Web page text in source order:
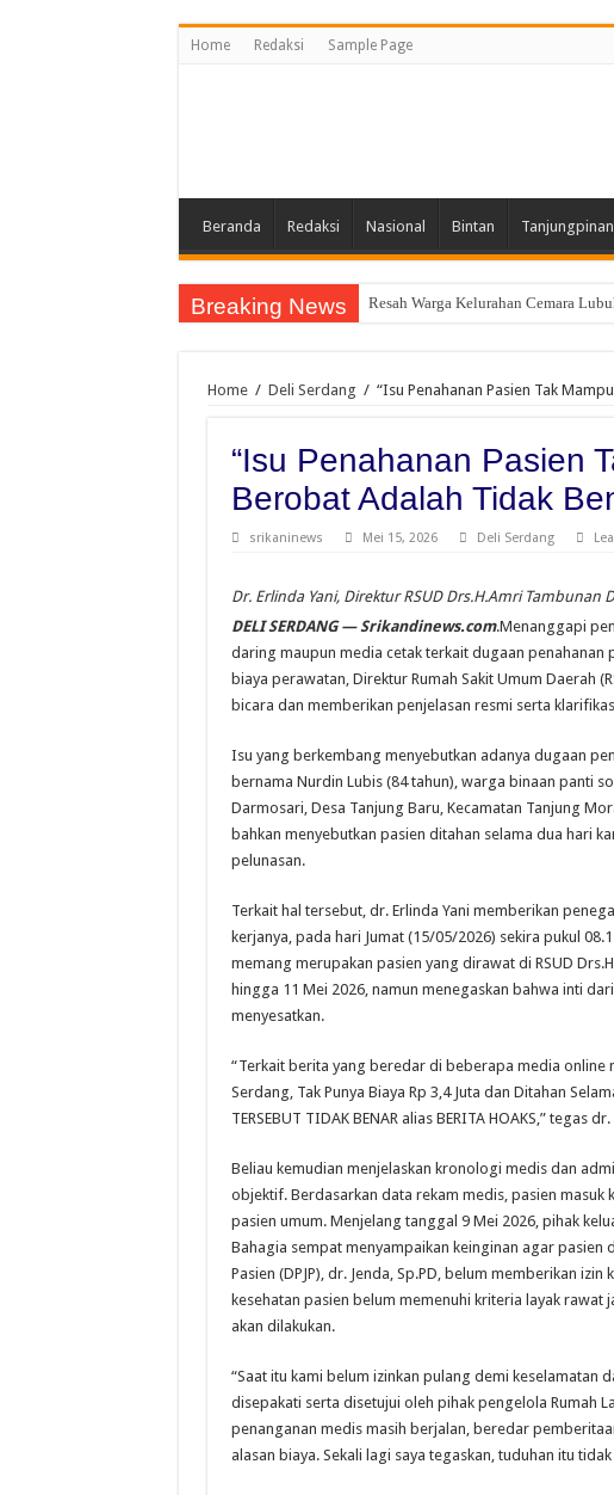
Home Redaksi Sample Page
Beranda Redaksi Nasional Bintan
Breaking News Resah Warga Kelurahan Cemara
Home / Deli Serdang / “Isu Penahanan Pasien Tak
“Isu Penahanan Pasien
Berobat Adalah Tidak
srikaninews Mei 15, 2026 Deli Serdang
Dr. Erlinda Yani, Direktur RSUD Drs.H.Amri Tambunan
DELI SERDANG — Srikandinews.com.Menanggapi
daring maupun media cetak terkait dugaan
biaya perawatan, Direktur Rumah Sakit Umum Daerah
bicara dan memberikan penjelasan resmi serta
Isu yang berkembang menyebutkan adanya dugaan
bernama Nurdin Lubis (84 tahun), warga binaan panti
Darmosari, Desa Tanjung Baru, Kecamatan Tanjung
bahkan menyebutkan pasien ditahan selama dua hari
pelunasan.
Terkait hal tersebut, dr. Erlinda Yani memberikan
kerjanya, pada hari Jumat (15/05/2026) sekira pukul
memang merupakan pasien yang dirawat di RSUD
hingga 11 Mei 2026, namun menegaskan bahwa inti
menyesatkan.
“Terkait berita yang beredar di beberapa media online
Serdang, Tak Punya Biaya Rp 3,4 Juta dan Ditahan
TERSEBUT TIDAK BENAR alias BERITA HOAKS,” tegas
Beliau kemudian menjelaskan kronologi medis dan
objektif. Berdasarkan data rekam medis, pasien masuk
pasien umum. Menjelang tanggal 9 Mei 2026, pihak
Bahagia sempat menyampaikan keinginan agar pasien
Pasien (DPJP), dr. Jenda, Sp.PD, belum memberikan
kesehatan pasien belum memenuhi kriteria layak rawat
akan dilakukan.
“Saat itu kami belum izinkan pulang demi keselamatan
disepakati serta disetujui oleh pihak pengelola Rumah
penanganan medis masih berjalan, beredar
alasan biaya. Sekali lagi saya tegaskan, tuduhan itu